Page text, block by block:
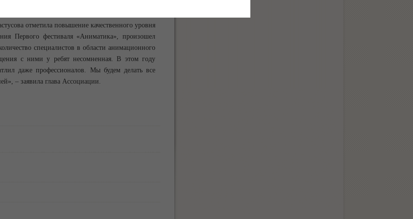
отметила повышение качественного уровня
Первого фестиваля «Аниматика», произошел
специалистов в области анимационного
с ними у ребят несомненная. В этом году
даже профессионалов. Мы будем делать все
– заявила глава Ассоциации.